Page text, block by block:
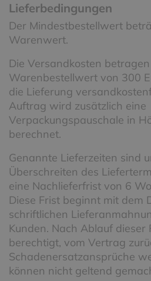
Lieferbedingungen
Der Mindestbestellwert
Warenwert.
Die Versandkosten
Warenbestellwert von 300
die Lieferung
Auftrag wird zusätzlich eine
Verpackungspauschale in
berechnet.
Genannte Lieferzeiten sind
Überschreiten des
eine Nachlieferfrist von 6
Diese Frist beginnt mit dem
schriftlichen
Kunden. Nach Ablauf dieser
berechtigt, vom Vertrag
Schadenersatzansprüche
können nicht geltend